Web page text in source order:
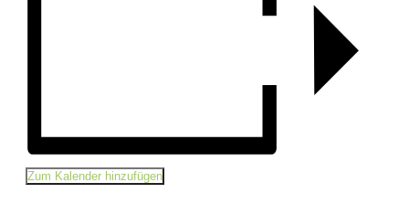
Zum Kalender hinzufügen